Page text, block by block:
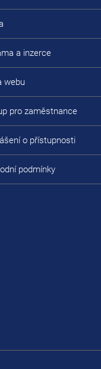
a inzerce
webu
pro zaměstnance
o přístupnosti
podmínky